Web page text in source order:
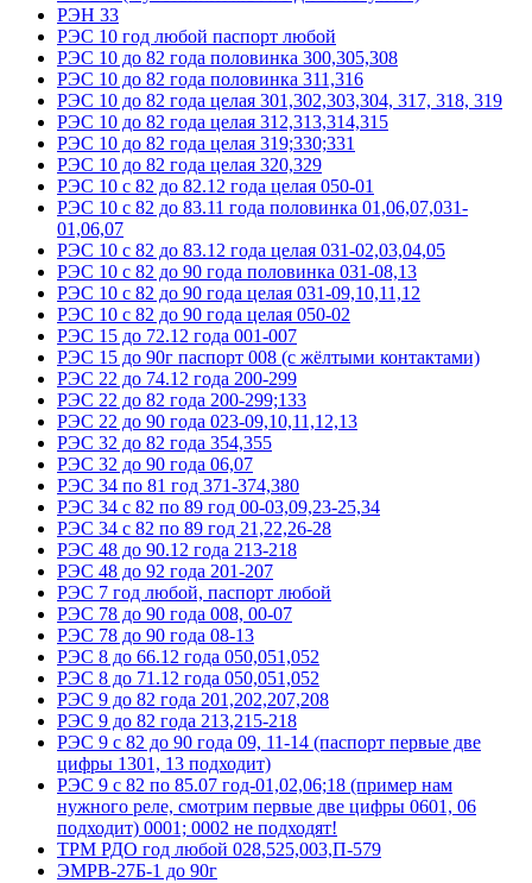
РЭН 33
РЭС 10 год любой паспорт любой
РЭС 10 до 82 года половинка 300,305,308
РЭС 10 до 82 года половинка 311,316
РЭС 10 до 82 года целая 301,302,303,304, 317, 318, 319
РЭС 10 до 82 года целая 312,313,314,315
РЭС 10 до 82 года целая 319;330;331
РЭС 10 до 82 года целая 320,329
РЭС 10 с 82 до 82.12 года целая 050-01
РЭС 10 с 82 до 83.11 года половинка 01,06,07,031-
01,06,07
РЭС 10 с 82 до 83.12 года целая 031-02,03,04,05
РЭС 10 с 82 до 90 года половинка 031-08,13
РЭС 10 с 82 до 90 года целая 031-09,10,11,12
РЭС 10 с 82 до 90 года целая 050-02
РЭС 15 до 72.12 года 001-007
РЭС 15 до 90г паспорт 008 (с жёлтыми контактами)
РЭС 22 до 74.12 года 200-299
РЭС 22 до 82 года 200-299;133
РЭС 22 до 90 года 023-09,10,11,12,13
РЭС 32 до 82 года 354,355
РЭС 32 до 90 года 06,07
РЭС 34 по 81 год 371-374,380
РЭС 34 с 82 по 89 год 00-03,09,23-25,34
РЭС 34 с 82 по 89 год 21,22,26-28
РЭС 48 до 90.12 года 213-218
РЭС 48 до 92 года 201-207
РЭС 7 год любой, паспорт любой
РЭС 78 до 90 года 008, 00-07
РЭС 78 до 90 года 08-13
РЭС 8 до 66.12 года 050,051,052
РЭС 8 до 71.12 года 050,051,052
РЭС 9 до 82 года 201,202,207,208
РЭС 9 до 82 года 213,215-218
РЭС 9 с 82 до 90 года 09, 11-14 (паспорт первые две
цифры 1301, 13 подходит)
РЭС 9 с 82 по 85.07 год-01,02,06;18 (пример нам
нужного реле, смотрим первые две цифры 0601, 06
подходит) 0001; 0002 не подходят!
ТРМ РДО год любой 028,525,003,П-579
ЭМРВ-27Б-1 до 90г